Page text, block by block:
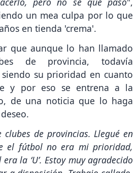
un mea culpa por lo que
en tienda 'crema'.
que aunque lo han llamado
de provincia, todavía
su prioridad en cuanto
y por eso se entrena a la
de una noticia que lo haga
de provincias. Llegué en
el fútbol no era mi prioridad,
la ‘U’. Estoy muy agradecido